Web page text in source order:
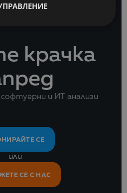
крачка
и ИТ анализи
СЕ
или
СЕ С НАС